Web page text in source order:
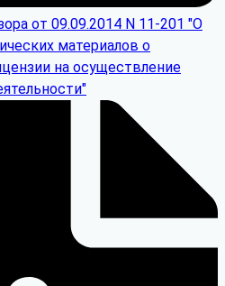
от 09.09.2014 N 11-201 "О
материалов о
на осуществление